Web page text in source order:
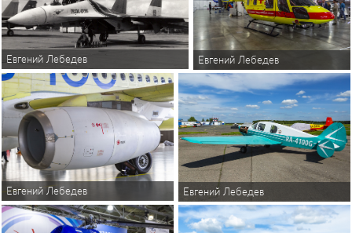
Евгений Лебедев Евгений Лебедев
Евгений Лебедев Евгений Лебедев